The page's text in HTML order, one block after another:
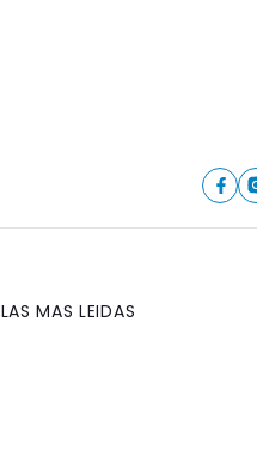
LAS MAS LEIDAS